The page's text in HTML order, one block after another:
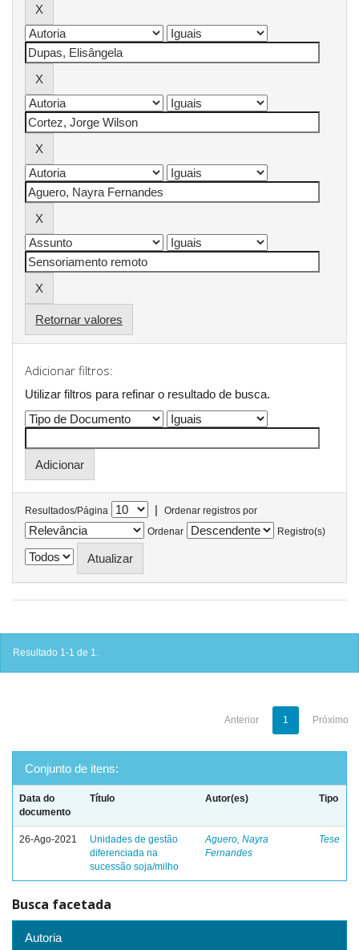
Retornar valores
Adicionar filtros:
Utilizar filtros para refinar o resultado de busca.
Resultados/Página |
Ordenar registros por
Ordenar
Registro(s)
Resultado 1-1 de 1.
Anterior 1 Próximo
Conjunto de itens:
Data do
documento
Título Autor(es) Tipo
26-Ago-2021
Unidades de gestão
diferenciada na
sucessão soja/milho
Aguero, Nayra
Fernandes
Tese
Busca facetada
Autoria